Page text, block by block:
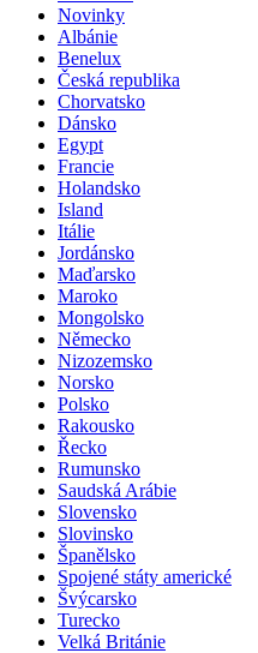
Novinky
Albánie
Benelux
Česká republika
Chorvatsko
Dánsko
Egypt
Francie
Holandsko
Island
Itálie
Jordánsko
Maďarsko
Maroko
Mongolsko
Německo
Nizozemsko
Norsko
Polsko
Rakousko
Řecko
Rumunsko
Saudská Arábie
Slovensko
Slovinsko
Španělsko
Spojené státy americké
Švýcarsko
Turecko
Velká Británie